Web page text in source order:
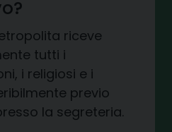
riceve
tutti i
i religiosi e i
previo
la segreteria.